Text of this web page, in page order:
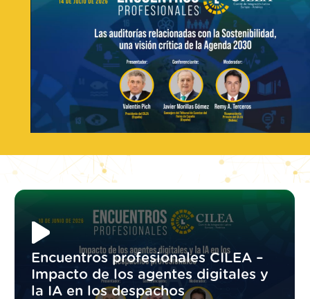
Encuentros profesionales CILEA –
Impacto de los agentes digitales y
la IA en los despachos